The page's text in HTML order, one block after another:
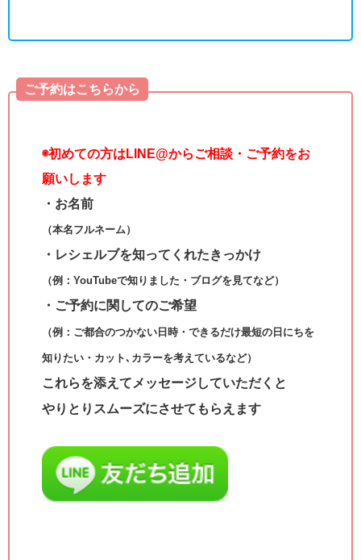
ご予約はこちらから
◉初めての方はLINE@からご相談・ご予約をお
願いします
・お名前
（本名フルネーム）
・レシェルブを知ってくれたきっかけ
（例：YouTubeで知りました・ブログを見てなど）
・ご予約に関してのご希望
（例：ご都合のつかない日時・できるだけ最短の日にちを
知りたい・カット､カラーを考えているなど）
これらを添えてメッセージしていただくと
やりとりスムーズにさせてもらえます